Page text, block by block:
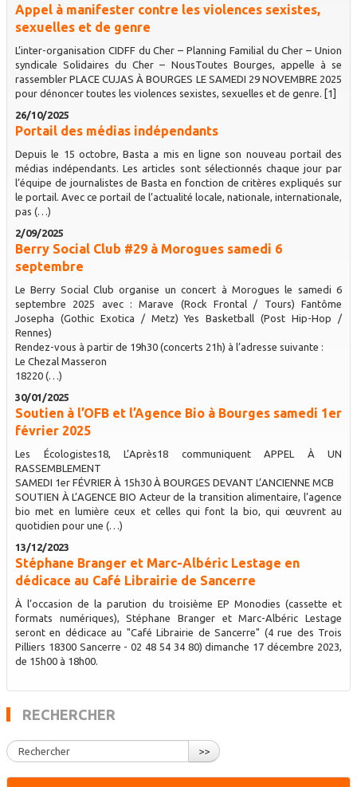
Appel à manifester contre les violences sexistes,
sexuelles et de genre
L’inter-organisation CIDFF du Cher – Planning Familial du Cher – Union
syndicale Solidaires du Cher – NousToutes Bourges, appelle à se
rassembler PLACE CUJAS À BOURGES LE SAMEDI 29 NOVEMBRE 2025
pour dénoncer toutes les violences sexistes, sexuelles et de genre. [1]
26/10/2025
Portail des médias indépendants
Depuis le 15 octobre, Basta a mis en ligne son nouveau portail des
médias indépendants. Les articles sont sélectionnés chaque jour par
l’équipe de journalistes de Basta en fonction de critères expliqués sur
le portail. Avec ce portail de l’actualité locale, nationale, internationale,
pas (…)
2/09/2025
Berry Social Club #29 à Morogues samedi 6
septembre
Le Berry Social Club organise un concert à Morogues le samedi 6
septembre 2025 avec : Marave (Rock Frontal / Tours) Fantôme
Josepha (Gothic Exotica / Metz) Yes Basketball (Post Hip-Hop /
Rennes)
Rendez-vous à partir de 19h30 (concerts 21h) à l’adresse suivante :
Le Chezal Masseron
18220 (…)
30/01/2025
Soutien à l’OFB et l’Agence Bio à Bourges samedi 1er
février 2025
Les Écologistes18, L’Après18 communiquent APPEL À UN
RASSEMBLEMENT
SAMEDI 1er FÉVRIER À 15h30 À BOURGES DEVANT L’ANCIENNE MCB
SOUTIEN À L’AGENCE BIO Acteur de la transition alimentaire, l’agence
bio met en lumière ceux et celles qui font la bio, qui œuvrent au
quotidien pour une (…)
13/12/2023
Stéphane Branger et Marc-Albéric Lestage en
dédicace au Café Librairie de Sancerre
À l’occasion de la parution du troisième EP Monodies (cassette et
formats numériques), Stéphane Branger et Marc-Albéric Lestage
seront en dédicace au "Café Librairie de Sancerre" (4 rue des Trois
Pilliers 18300 Sancerre - 02 48 54 34 80) dimanche 17 décembre 2023,
de 15h00 à 18h00.
RECHERCHER
>>